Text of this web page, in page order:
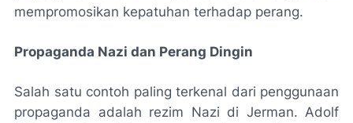
mempromosikan kepatuhan terhadap perang.
Propaganda Nazi dan Perang Dingin
Salah satu contoh paling terkenal dari penggunaan
propaganda adalah rezim Nazi di Jerman. Adolf